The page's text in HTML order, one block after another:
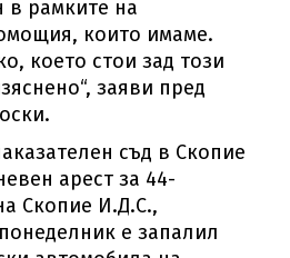
в рамките на
които имаме.
което стои зад този
заяви пред
съд в Скопие
арест за 44-
Скопие И.Д.С.,
е запалил